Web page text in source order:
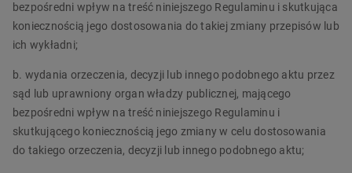
bezpośredni wpływ na treść niniejszego Regulaminu i skutkująca
koniecznością jego dostosowania do takiej zmiany przepisów lub
ich wykładni;
b. wydania orzeczenia, decyzji lub innego podobnego aktu przez
sąd lub uprawniony organ władzy publicznej, mającego
bezpośredni wpływ na treść niniejszego Regulaminu i
skutkującego koniecznością jego zmiany w celu dostosowania
do takiego orzeczenia, decyzji lub innego podobnego aktu;